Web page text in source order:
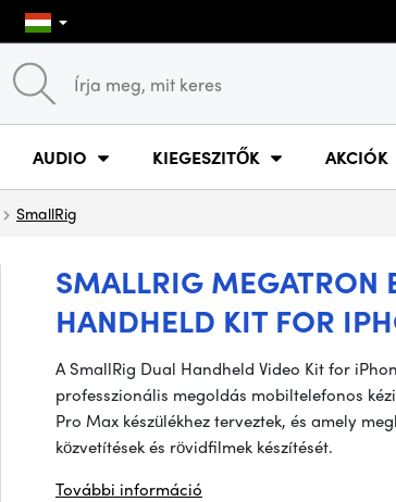
AUDIO KIEGESZITŐK AKCIÓK
SmallRig
SMALLRIG
HANDHELD KIT FOR
A SmallRig Dual Handheld Video Kit for
professzionális megoldás mobiltelefonos
Pro Max készülékhez terveztek, és amely
közvetítések és rövidfilmek készítését.
További információ